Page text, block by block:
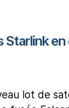
Starlink
lot de